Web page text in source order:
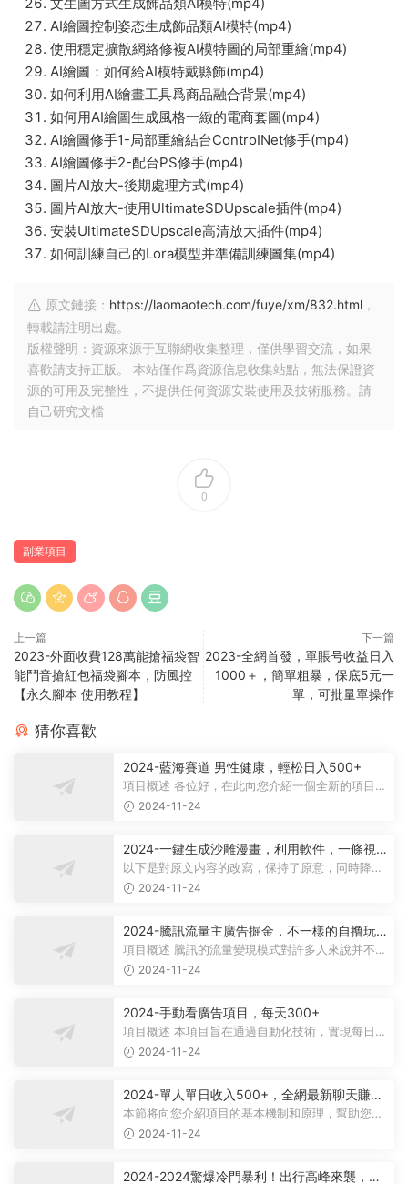
AI繪圖控制姿态生成飾品類AI模特(mp4)
使用穩定擴散網絡修複AI模特圖的局部重繪(mp4)
AI繪圖：如何給AI模特戴縣飾(mp4)
如何利用AI繪畫工具爲商品融合背景(mp4)
如何用AI繪圖生成風格一緻的電商套圖(mp4)
AI繪圖修手1-局部重繪結台ControINet修手(mp4)
AI繪圖修手2-配台PS修手(mp4)
圖片AI放大-後期處理方式(mp4)
圖片AI放大-使用UltimateSDUpscale插件(mp4)
安裝UltimateSDUpscale高清放大插件(mp4)
如何訓練自己的Lora模型并準備訓練圖集(mp4)
原文鏈接： https://laomaotech.com/fuye/xm/832.html ，
轉載請注明出處。
版權聲明：資源來源于互聯網收集整理，僅供學習交流，如果
喜歡請支持正版。 本站僅作爲資源信息收集站點，無法保證資
源的可用及完整性，不提供任何資源安裝使用及技術服務。請
自己研究文檔
0
副業項目
上一篇
2023-外面收費128萬能搶福袋智
能鬥音搶紅包福袋腳本，防風控
【永久腳本 使用教程】
下一篇
2023-全網首發，單賬号收益日入
1000＋，簡單粗暴，保底5元一
單，可批量單操作
猜你喜歡
2024-藍海賽道 男性健康，輕松日入500+
項目概述 各位好，在此向您介紹一個全新的項目，
它聚焦于男性健康領域。衆所周知...
2024-11-24
2024-一鍵生成沙雕漫畫，利用軟件，一條視
頻播放12W+，單日變現1000+
以下是對原文内容的改寫，保持了原意，同時降低
2024-11-24
2024-騰訊流量主廣告掘金，不一樣的自撸玩
法，日賺500-1000+，無設備要求
項目概述 騰訊的流量變現模式對許多人來說并不陌
生，大多數人對其盈利方式有所了...
2024-11-24
2024-手動看廣告項目，每天300+
項目概述 本項目旨在通過自動化技術，實現每日觀
2024-11-24
2024-單人單日收入500+，全網最新聊天賺
米！适合所有人群簡單暴力！
本節将向您介紹項目的基本機制和原理，幫助您理
解項目的基本概念。 在項目實施前...
2024-11-24
2024-2024驚爆冷門暴利！出行高峰來襲，裏